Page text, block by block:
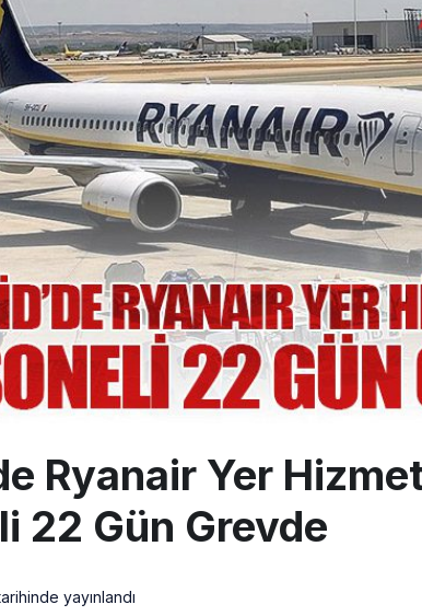
8:30 Üniversite adayı avlanma ve aldanma!
22:26 ASELSAN’ın 6 aylık hasılatı 88,5 milyar
21:45 THY’de üst düzey atama: Ahmet Esat
Ryanair Yer
22 Gün Grevde
yayınlandı